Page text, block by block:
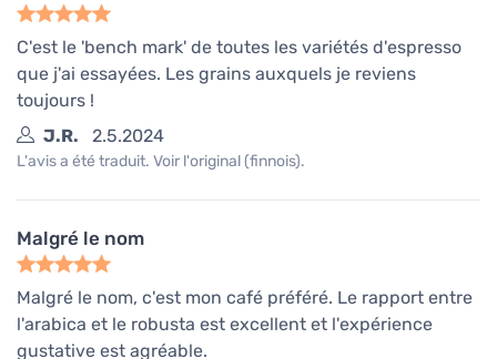
C'est le 'bench mark' de toutes les variétés d'espresso
que j'ai essayées. Les grains auxquels je reviens
toujours !
J.R.
2.5.2024
L'avis a été traduit. Voir l'original (finnois).
Malgré le nom
Malgré le nom, c'est mon café préféré. Le rapport entre
l'arabica et le robusta est excellent et l'expérience
gustative est agréable.